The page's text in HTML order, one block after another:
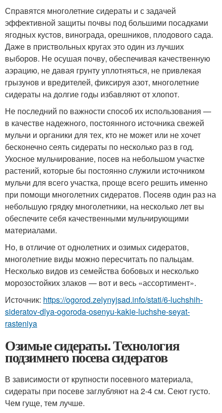
Справятся многолетние сидераты и с задачей
эффективной защиты почвы под большими посадками
ягодных кустов, винограда, орешников, плодового сада.
Даже в приствольных кругах это один из лучших
выборов. Не осушая почву, обеспечивая качественную
аэрацию, не давая грунту уплотняться, не привлекая
грызунов и вредителей, фиксируя азот, многолетние
сидераты на долгие годы избавляют от хлопот.
Не последний по важности способ их использования —
в качестве надежного, постоянного источника свежей
мульчи и органики для тех, кто не может или не хочет
бесконечно сеять сидераты по несколько раз в год.
Укосное мульчирование, посев на небольшом участке
растений, которые бы постоянно служили источником
мульчи для всего участка, проще всего решить именно
при помощи многолетних сидератов. Посеяв один раз на
небольшую грядку многолетники, на несколько лет вы
обеспечите себя качественными мульчирующими
материалами.
Но, в отличие от однолетних и озимых сидератов,
многолетние виды можно пересчитать по пальцам.
Несколько видов из семейства бобовых и несколько
морозостойких злаков — вот и весь «ассортимент».
Источник: https://ogorod.zelynyjsad.info/stati/6-luchshih-
sideratov-dlya-ogoroda-osenyu-kakie-luchshe-seyat-
rasteniya
Озимые сидераты. Технология
подзимнего посева сидератов
В зависимости от крупности посевного материала,
сидераты при посеве заглубляют на 2-4 см. Сеют густо.
Чем гуще, тем лучше.